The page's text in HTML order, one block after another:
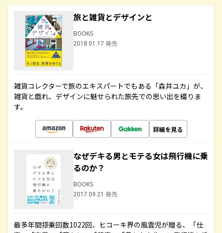
旅と雑貨とデザインと
BOOKS
2018.01.17 発売
雑貨コレクターで旅のエキスパートでもある「森井ユカ」が、
雑貨と戯れ、デザインに魅せられた旅先での思い出を綴りま
す。
詳細を見る
なぜデキる男とモテる女は飛行機に乗
るのか？
BOOKS
2017.09.21 発売
最多年間搭乗回数1022回、ヒコーキ界の風雲児が贈る、「仕